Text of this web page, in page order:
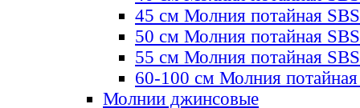
45 см Молния потайная SBS
50 см Молния потайная SBS
55 см Молния потайная SBS
60-100 см Молния
Молнии джинсовые